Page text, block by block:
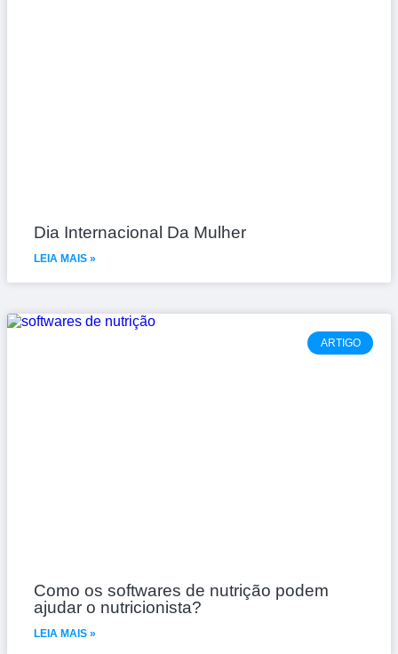
Dia Internacional Da Mulher
LEIA MAIS »
ARTIGO
Como os softwares de nutrição podem
ajudar o nutricionista?
LEIA MAIS »